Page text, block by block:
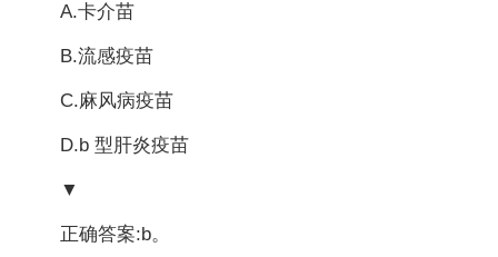
A.卡介苗
B.流感疫苗
C.麻风病疫苗
D.b 型肝炎疫苗
▼
正确答案:b。